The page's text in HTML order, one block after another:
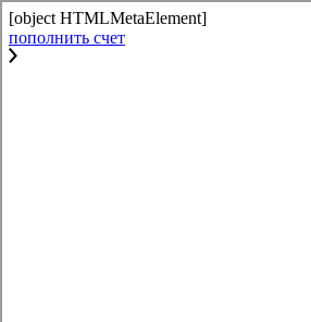
[object HTMLMetaElement]
пополнить счет